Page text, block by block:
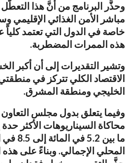
وحذَّر البرنامج من أنَّ هذا
مباشر الأمن الغذائي الإقليمي
خاصة في الدول التي تعتمد كلياً
هذه الممرات المضطربة.
وتشير التقديرات إلى أن أكبر
الاقتصاد الكلي تتركز في
الخليجي ومنطقة المشرق.
وفيما يتعلق بدول مجلس التعاون
محاكاة السيناريوهات الأكثر
ما بين
المحلي الإجمالي. وبناءً على هذه